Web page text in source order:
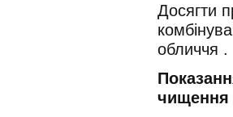
Досягти
обличчя .
чищення